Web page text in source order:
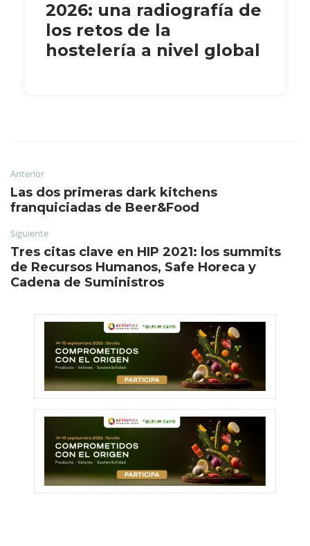
2026: una radiografía de
los retos de la
hostelería a nivel global
Anterior
Las dos primeras dark kitchens
franquiciadas de Beer&Food
Siguiente
Tres citas clave en HIP 2021: los summits
de Recursos Humanos, Safe Horeca y
Cadena de Suministros